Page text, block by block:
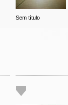
Sem título